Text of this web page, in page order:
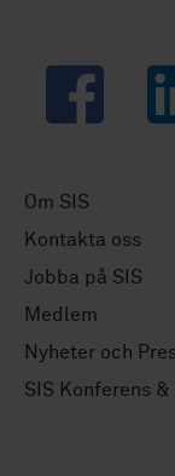
Facebook
Om SIS
Kontakta oss
Jobba på SIS
Medlem
Nyheter och
SIS Konferens &